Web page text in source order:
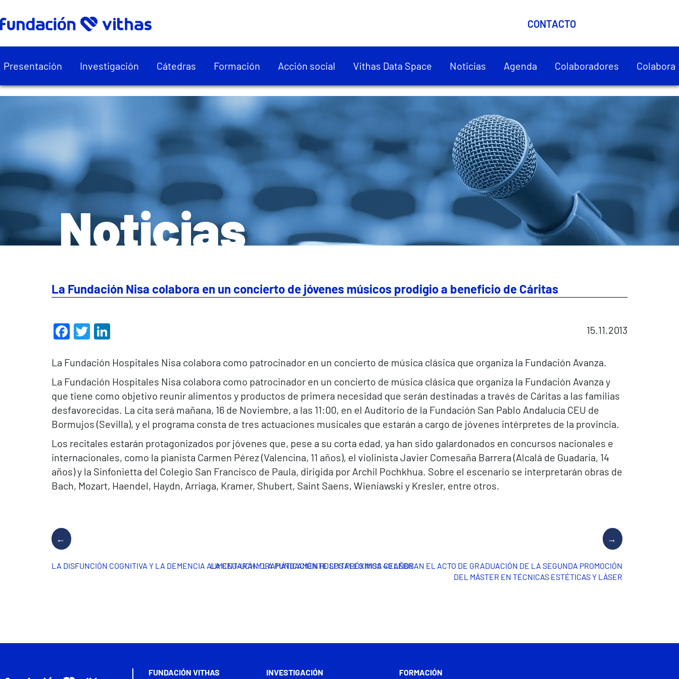
CONTACTO
Presentación Investigación Cátedras Formación Acción social Vithas Data Space Noticias Agenda Colaboradores Colabora
Noticias
La Fundación Nisa colabora en un concierto de jóvenes músicos prodigio a beneficio de Cáritas
Facebook
Twitter 15.11.2013
La Fundación Hospitales Nisa colabora como patrocinador en un concierto de música clásica que organiza la Fundación Avanza.
La Fundación Hospitales Nisa colabora como patrocinador en un concierto de música clásica que organiza la Fundación Avanza y
que tiene como objetivo reunir alimentos y productos de primera necesidad que serán destinadas a través de Cáritas a las familias
desfavorecidas. La cita será mañana, 16 de Noviembre, a las 11:00, en el Auditorio de la Fundación San Pablo Andalucía CEU de
Bormujos (Sevilla), y el programa consta de tres actuaciones musicales que estarán a cargo de jóvenes intérpretes de la provincia.
Los recitales estarán protagonizados por jóvenes que, pese a su corta edad, ya han sido galardonados en concursos nacionales e
internacionales, como la pianista Carmen Pérez (Valencina, 11 años), el violinista Javier Comesaña Barrera (Alcalá de Guadaria, 14
años) y la Sinfonietta del Colegio San Francisco de Paula, dirigida por Archil Pochkhua. Sobre el escenario se interpretarán obras de
Bach, Mozart, Haendel, Haydn, Arriaga, Kramer, Shubert, Saint Saens, Wieniawski y Kresler, entre otros.
LA DISFUNCIÓN COGNITIVA Y LA DEMENCIA AUMENTARÁN DRAMÁTICAMENTE LOS PRÓXIMOS 40 AÑOS
LA CEU-UCH Y LA FUNDACIÓN HOSPITALES NISA CELEBRAN EL ACTO DE GRADUACIÓN DE LA SEGUNDA PROMOCIÓN
DEL MÁSTER EN TÉCNICAS ESTÉTICAS Y LÁSER
FUNDACIÓN VITHAS INVESTIGACIÓN FORMACIÓN